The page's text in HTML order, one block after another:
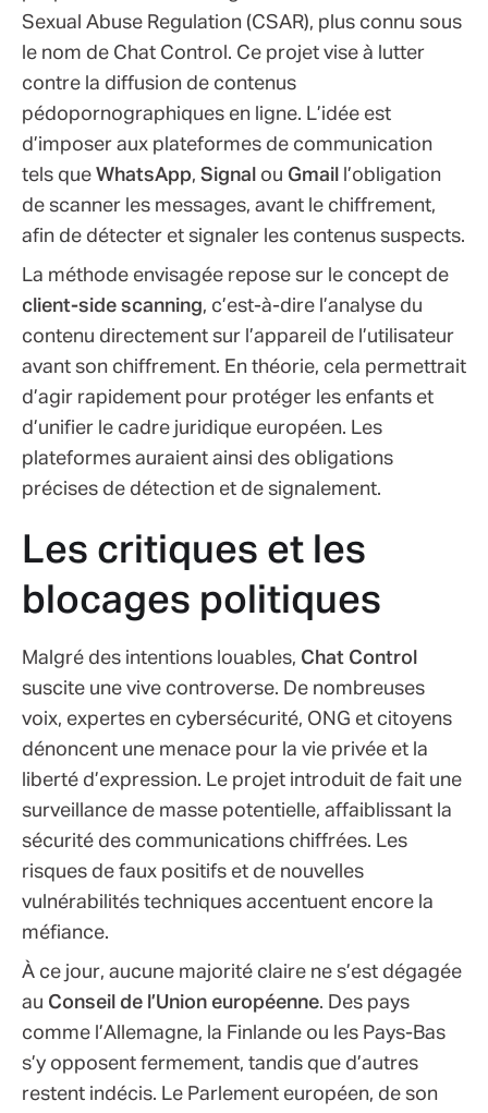
Sexual Abuse Regulation (CSAR), plus connu sous
le nom de Chat Control. Ce projet vise à lutter
contre la diffusion de contenus
pédopornographiques en ligne. L’idée est
d’imposer aux plateformes de communication
tels que WhatsApp, Signal ou Gmail
l’obligation
de scanner les messages, avant le chiffrement,
afin de détecter et signaler les contenus suspects.
La méthode envisagée repose sur le concept de
client-side scanning, c’est-à-dire l’analyse du
contenu directement sur l’appareil de l’utilisateur
avant son chiffrement. En théorie, cela permettrait
d’agir rapidement pour protéger les enfants et
d’unifier le cadre juridique européen. Les
plateformes auraient ainsi des obligations
précises de détection et de signalement.
Les critiques et les
blocages politiques
Malgré des intentions louables, Chat Control
suscite une vive controverse. De nombreuses
voix, expertes en cybersécurité, ONG et citoyens
dénoncent une menace pour la vie privée et la
liberté d’expression. Le projet introduit de fait une
surveillance de masse potentielle, affaiblissant la
sécurité des communications chiffrées. Les
risques de faux positifs et de nouvelles
vulnérabilités techniques accentuent encore la
méfiance.
À ce jour, aucune majorité claire ne s’est dégagée
au Conseil de l’Union européenne. Des pays
comme l’Allemagne, la Finlande ou les Pays-Bas
s’y opposent fermement, tandis que d’autres
restent indécis. Le Parlement européen, de son